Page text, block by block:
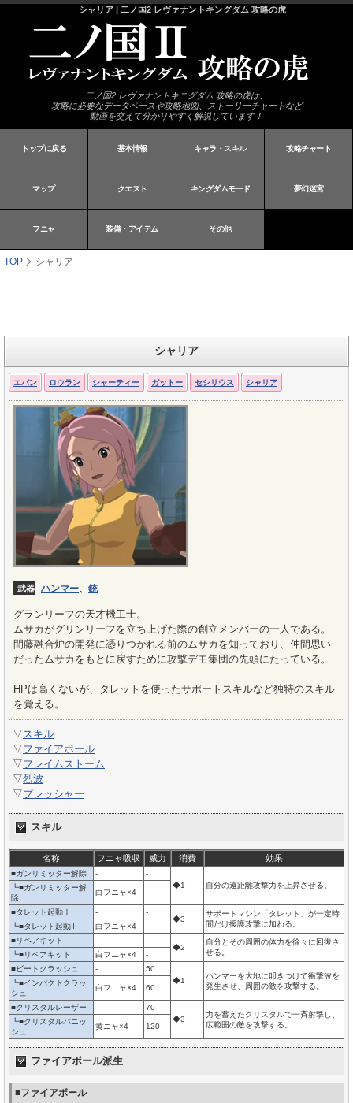
シャリア | 二ノ国2 レヴァナントキングダム 攻略の虎
二ノ国2 レヴァナントキニグダム 攻略の虎は、
攻略に必要なデータベースや攻略地図、ストーリーチャートなど
動画を交えて分かりやすく解説しています！
トップに戻る 基本情報 キャラ・スキル 攻略チャート
マップ クエスト キングダムモード 夢幻迷宮
フニャ 装備・アイテム その他
TOP シャリア
シャリア
エバン ロウラン シャーティー ガットー セシリウス シャリア
武器 ハンマー、 銃
グランリーフの天才機工士。
ムサカがグリンリーフを立ち上げた際の創立メンバーの一人である。
間藤融合炉の開発に憑りつかれる前のムサカを知っており、仲間思い
だったムサカをもとに戻すために攻撃デモ集団の先頭にたっている。
HPは高くないが、タレットを使ったサポートスキルなど独特のスキル
を覚える。
▽スキル
▽ファイアボール
▽フレイムストーム
▽烈波
▽プレッシャー
スキル
名称 フニャ吸収 威力 消費 効果
■ガンリミッター解除 -
-
◆1
自分の遠距離攻撃力を上昇させる。
┗■ガンリミッター解
除
白フニャ×4 -
■タレット起動Ⅰ -
-
◆3
サポートマシン「タレット」が一定時
間だけ援護攻撃に加わる。
┗■タレット起動Ⅱ 白フニャ×4
-
■リペアキット
-
-
◆2
自分とその周囲の体力を徐々に回復さ
せる。
┗■リペアキット 白フニャ×4
-
■ビートクラッシュ
-
50
◆1
ハンマーを大地に叩きつけて衝撃波を
発生させ、周囲の敵を攻撃する。
┗■インパクトクラッ
シュ
白フニャ×4 60
■クリスタルレーザー -
70
◆3
力を蓄えたクリスタルで一斉射撃し、
広範囲の敵を攻撃する。
┗■クリスタルバニッ
シュ
黄ニャ×4 120
ファイアボール派生
■ファイアボール